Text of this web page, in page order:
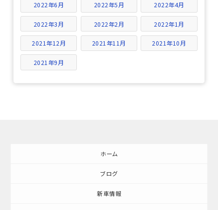
2022年6月 2022年5月 2022年4月
2022年3月 2022年2月 2022年1月
2021年12月 2021年11月 2021年10月
2021年9月
ホーム
ブログ
新車情報